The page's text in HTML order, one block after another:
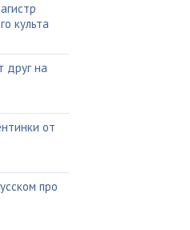
культа
друг на
от
про